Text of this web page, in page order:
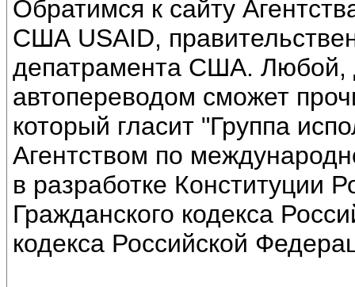
Обратимся к сайту
США USAID,
депатрамента США. Любой,
автопереводом сможет
который гласит "Группа
Агентством по
в разработке Конституции
Гражданского кодекса
кодекса Российской